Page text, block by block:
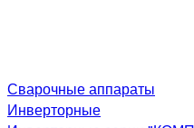
Сварочные аппараты
Инверторные